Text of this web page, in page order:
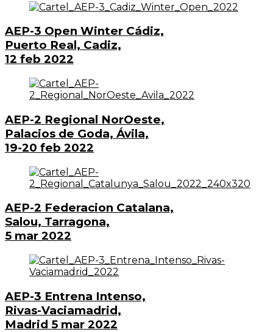
AEP-3 Open Winter Cádiz,
Puerto Real, Cadiz,
12 feb 2022
AEP-2 Regional NorOeste,
Palacios de Goda, Ávila,
19-20 feb 2022
AEP-2 Federacion Catalana,
Salou, Tarragona,
5 mar 2022
AEP-3 Entrena Intenso,
Rivas-Vaciamadrid,
Madrid 5 mar 2022